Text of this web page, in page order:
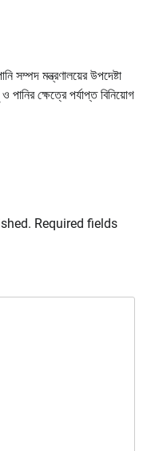
সম্পদ মন্ত্রণালয়ের উপদেষ্টা
পানির ক্ষেত্রে পর্যাপ্ত বিনিয়োগ
Required fields